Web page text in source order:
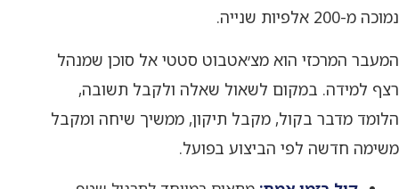
נמוכה מ-200 אלפיות שנייה.
המעבר המרכזי הוא מצ׳אטבוט סטטי אל סוכן שמנהל
רצף למידה. במקום לשאול שאלה ולקבל תשובה,
הלומד מדבר בקול, מקבל תיקון, ממשיך שיחה ומקבל
משימה חדשה לפי הביצוע בפועל.